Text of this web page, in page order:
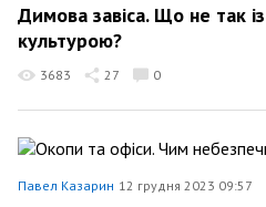
Димова завіса. Що не так
культурою?
3683 27 0
Павел Казарин 12 грудня 2023 09:57